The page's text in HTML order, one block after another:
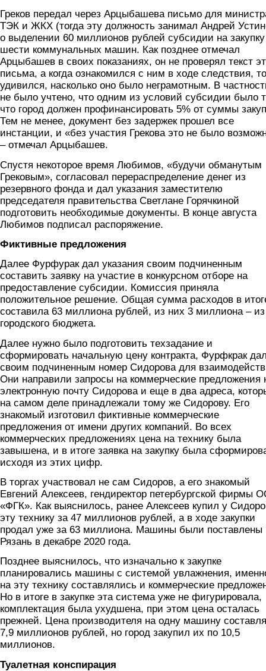
Греков передал через Арцыбашева письмо для
ТЭК и ЖКХ (тогда эту должность занимал Андрей
о выделении 60 миллионов рублей субсидии на закупку
шести коммунальных машин. Как позднее отмечал
Арцыбашев в своих показаниях, он не проверял текст
письма, а когда ознакомился с ним в ходе следствия, то
удивился, насколько оно было неграмотным. В
не было учтено, что одним из условий субсидии было
что город должен профинансировать 5% от суммы
Тем не менее, документ без задержек прошел все
инстанции, и «без участия Грекова это не было
– отмечал Арцыбашев.
Спустя некоторое время Любимов, «будучи обманутым
Грековым», согласовал перераспределение денег из
резервного фонда и дал указания заместителю
председателя правительства Светлане Горячкиной
подготовить необходимые документы. В конце августа
Любимов подписал распоряжение.
Фиктивные предложения
Далее Фурфурак дал указания своим подчиненным
составить заявку на участие в конкурсном отборе на
предоставление субсидии. Комиссия приняла
положительное решение. Общая сумма расходов в
составила 63 миллиона рублей, из них 3 миллиона – из
городского бюджета.
Далее нужно было подготовить техзадание и
сформировать начальную цену контракта, Фурфкрак
своим подчиненным номер Сидорова для
Они направили запросы на коммерческие предложения
электронную почту Сидорова и еще в два адреса,
на самом деле принадлежали тому же Сидорову. Его
знакомый изготовил фиктивные коммерческие
предложения от имени других компаний. Во всех
коммерческих предложениях цена на технику была
завышена, и в итоге заявка на закупку была
исходя из этих цифр.
В торгах участвовал не сам Сидоров, а его знакомый
Евгений Алексеев, гендиректор петербургской фирмы
«ФГК». Как выяснилось, ранее Алексеев купил у
эту технику за 47 миллионов рублей, а в ходе закупки
продал уже за 63 миллиона. Машины были поставлены
Рязань в декабре 2020 года.
Позднее выяснилось, что изначально к закупке
планировались машины с системой увлажнения,
на эту технику составлялись и коммерческие
Но в итоге в закупке эта система уже не фигурировала,
комплектация была ухудшена, при этом цена осталась
прежней. Цена производителя на одну машину
7,9 миллионов рублей, но город закупил их по 10,5
миллионов.
Туалетная конспирация